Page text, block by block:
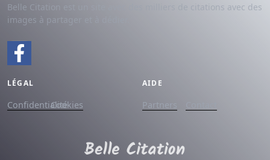
Belle Citation est un site avec des milliers de citations avec des
images à partager et à dédier.
LÉGAL
ConfidentialitéCookies
AIDE
Partners